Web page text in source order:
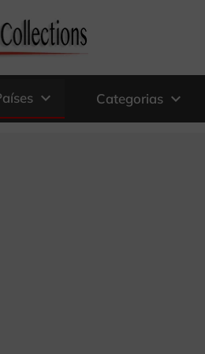
expand_more Categorias expand_more